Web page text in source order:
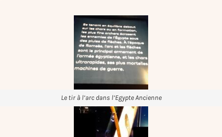
Le tir à l’arc dans l’Egypte Ancienne